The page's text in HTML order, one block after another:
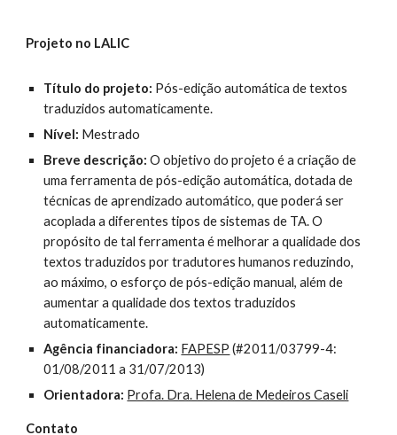
Projeto no LALIC
Título do projeto: Pós-edição automática de textos
traduzidos automaticamente.
Nível: Mestrado
Breve descrição: O objetivo do projeto é a criação de
uma ferramenta de pós-edição automática, dotada de
técnicas de aprendizado automático, que poderá ser
acoplada a diferentes tipos de sistemas de TA. O
propósito de tal ferramenta é melhorar a qualidade dos
textos traduzidos por tradutores humanos reduzindo,
ao máximo, o esforço de pós-edição manual, além de
aumentar a qualidade dos textos traduzidos
automaticamente.
Agência financiadora: FAPESP (#2011/03799-4:
01/08/2011 a 31/07/2013)
Orientadora: Profa. Dra. Helena de Medeiros Caseli
Contato